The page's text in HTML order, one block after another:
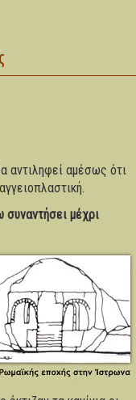
αντιληφεί αμέσως ότι
μέχρι